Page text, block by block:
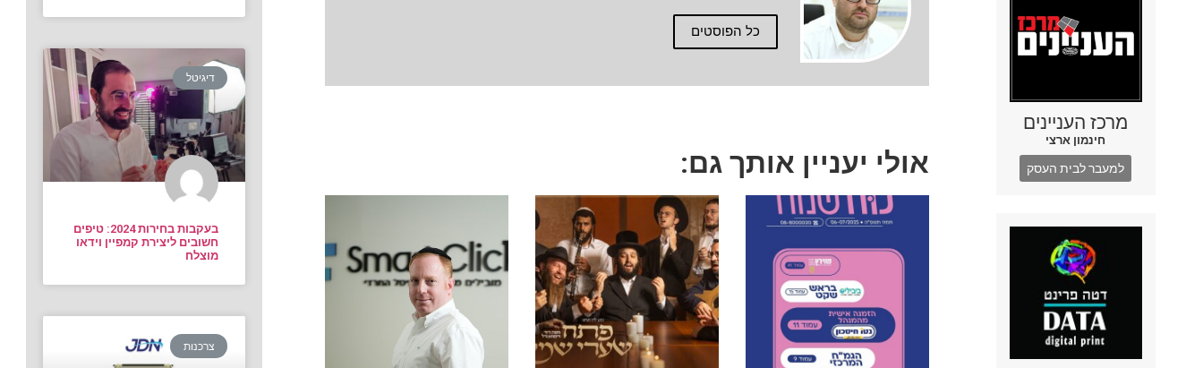
מרכז העניינים
חינמון ארצי
למעבר לבית העסק
כל הפוסטים
אולי יעניין אותך גם:
דיגיטל
בעקבות בחירות 2024: טיפים
חשובים ליצירת קמפיין וידאו
מוצלח
צרכנות